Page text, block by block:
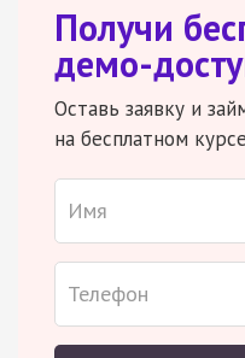
Получи
демо-
Оставь заявку и
на бесплатном